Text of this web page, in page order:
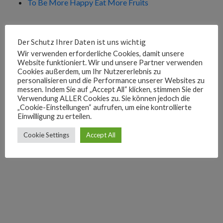
To Be More Happy Eat More Fruits
Cooking
Health
Der Schutz Ihrer Daten ist uns wichtig
Wir verwenden erforderliche Cookies, damit unsere
Website funktioniert. Wir und unsere Partner verwenden
Cookies außerdem, um Ihr Nutzererlebnis zu
personalisieren und die Performance unserer Websites zu
messen. Indem Sie auf „Accept All“ klicken, stimmen Sie der
Verwendung ALLER Cookies zu. Sie können jedoch die
„Cookie-Einstellungen“ aufrufen, um eine kontrollierte
Einwilligung zu erteilen.
Cookie Settings Accept All